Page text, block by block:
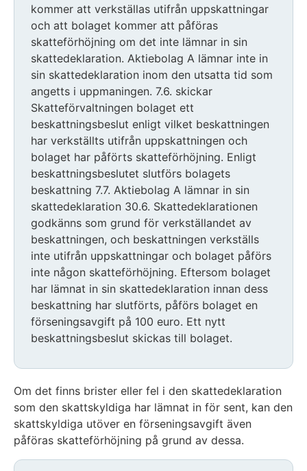
kommer att verkställas utifrån uppskattningar
och att bolaget kommer att påföras
skatteförhöjning om det inte lämnar in sin
skattedeklaration. Aktiebolag A lämnar inte in
sin skattedeklaration inom den utsatta tid som
angetts i uppmaningen. 7.6. skickar
Skatteförvaltningen bolaget ett
beskattningsbeslut enligt vilket beskattningen
har verkställts utifrån uppskattningen och
bolaget har påförts skatteförhöjning. Enligt
beskattningsbeslutet slutförs bolagets
beskattning 7.7. Aktiebolag A lämnar in sin
skattedeklaration 30.6. Skattedeklarationen
godkänns som grund för verkställandet av
beskattningen, och beskattningen verkställs
inte utifrån uppskattningar och bolaget påförs
inte någon skatteförhöjning. Eftersom bolaget
har lämnat in sin skattedeklaration innan dess
beskattning har slutförts, påförs bolaget en
förseningsavgift på 100 euro. Ett nytt
beskattningsbeslut skickas till bolaget.
Om det finns brister eller fel i den skattedeklaration
som den skattskyldiga har lämnat in för sent, kan den
skattskyldiga utöver en förseningsavgift även
påföras skatteförhöjning på grund av dessa.